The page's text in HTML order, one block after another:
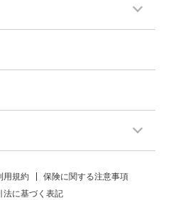
用規約
保険に関する注意事項
法に基づく表記